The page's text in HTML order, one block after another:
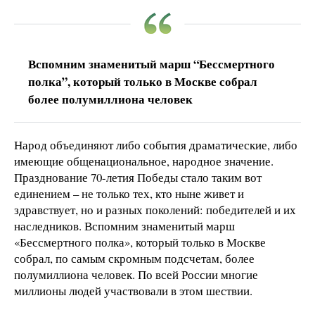
Вспомним знаменитый марш “Бессмертного
полка”, который только в Москве собрал
более полумиллиона человек
Народ объединяют либо события драматические, либо
имеющие общенациональное, народное значение.
Празднование 70-летия Победы стало таким вот
единением – не только тех, кто ныне живет и
здравствует, но и разных поколений: победителей и их
наследников. Вспомним знаменитый марш
«Бессмертного полка», который только в Москве
собрал, по самым скромным подсчетам, более
полумиллиона человек. По всей России многие
миллионы людей участвовали в этом шествии.